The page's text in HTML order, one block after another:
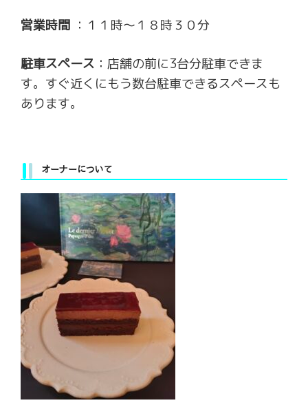
営業時間 ：１１時～１８時３０分
駐車スペース ：店舗の前に3台分駐車できま
す。すぐ近くにもう数台駐車できるスペースも
あります。
オーナーについて